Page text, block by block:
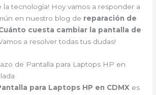
la tecnología! Hoy vamos a responder a
en nuestro blog de reparación de
cuesta cambiar la pantalla de
a resolver todas tus dudas!
de Pantalla para Laptops HP en
para Laptops HP en CDMX es